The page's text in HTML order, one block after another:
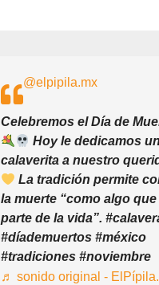
@elpipila.mx
Celebremos el Día de
Hoy le dedicamos
calaverita a nuestro
La tradición permite
la muerte “como algo
parte de la vida”.
#díademuertos #méxico
#tradiciones #noviembre
♬ sonido original -